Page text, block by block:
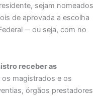
sejam nomeados
de aprovada a escolha
─ ou seja, com no
receber as
magistrados e os
órgãos prestadores